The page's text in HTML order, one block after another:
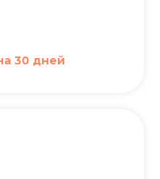
30 дней